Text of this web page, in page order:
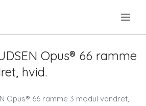
Opus® 66 ramme
hvid.
Opus® 66 ramme 3 modul vandret,